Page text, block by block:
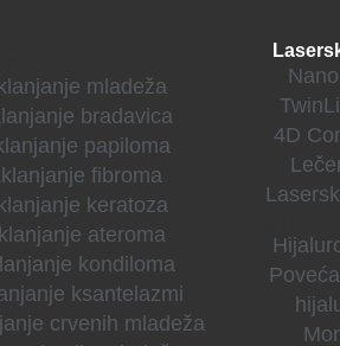
mladeža
bradavica
papiloma
fibroma
keratoza
ateroma
kondiloma
ksantelazmi
crvenih mladeža
4D